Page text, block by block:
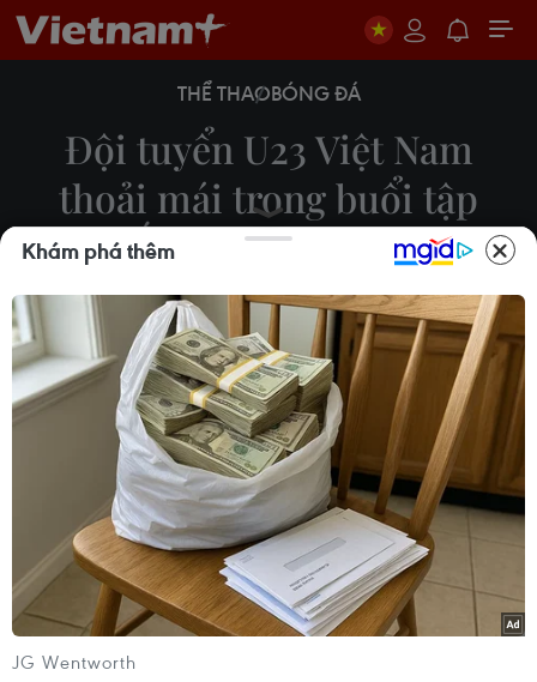
THỂ THAOBÓNG ĐÁ
Đội tuyển U23 Việt Nam
thoải mái trong buổi tập
cuối cùng tại Hà Nội
Việt Anh
30/08/2023 12:05
Đội tuyển U23 Việt Nam do Huấn luyện viên
Philippe Troussier trực tiếp phụ trách sẽ tập trung
song song cùng Đội tuyển Quốc gia để chuẩn bị
cho dịp giao hữu quốc tế FIFA Days vào tháng 9
Khám phá thêm
JG Wentworth